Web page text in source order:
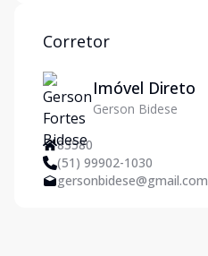
Corretor
Imóvel Direto
Gerson Bidese
83580
(51) 99902-1030
gersonbidese@gmail.com